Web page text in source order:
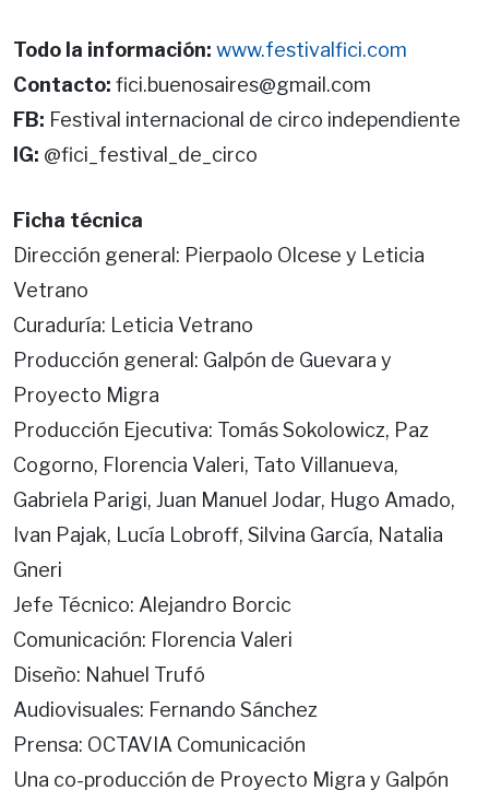
Todo la información: www.festivalfici.com
Contacto: fici.buenosaires@gmail.com
FB: Festival internacional de circo independiente
IG: @fici_festival_de_circo
Ficha técnica
Dirección general: Pierpaolo Olcese y Leticia
Vetrano
Curaduría: Leticia Vetrano
Producción general: Galpón de Guevara y
Proyecto Migra
Producción Ejecutiva: Tomás Sokolowicz, Paz
Cogorno, Florencia Valeri, Tato Villanueva,
Gabriela Parigi, Juan Manuel Jodar, Hugo Amado,
Ivan Pajak, Lucía Lobroff, Silvina García, Natalia
Gneri
Jefe Técnico: Alejandro Borcic
Comunicación: Florencia Valeri
Diseño: Nahuel Trufó
Audiovisuales: Fernando Sánchez
Prensa: OCTAVIA Comunicación
Una co-producción de Proyecto Migra y Galpón